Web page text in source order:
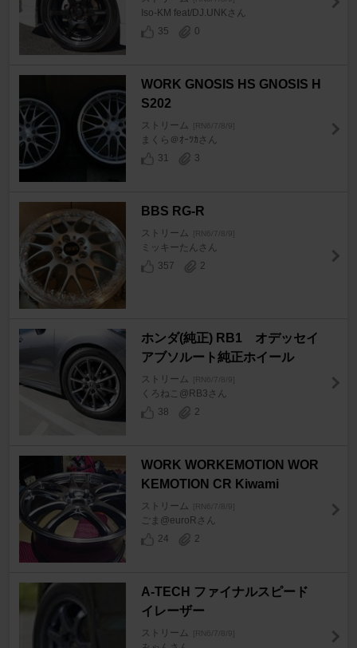
Iso-KM feat/DJ.UNKさん
35
0
WORK GNOSIS HS GNOSIS H
S202
ストリーム [RN6/7/8/9]
まくら＠ｵｰﾂｶさん
31
3
BBS RG-R
ストリーム [RN6/7/8/9]
ミッキーたんさん
357
2
ホンダ(純正) RB1 オデッセイ
アブソルート純正ホイール
ストリーム [RN6/7/8/9]
くろねこ@RB3さん
38
2
WORK WORKEMOTION WOR
KEMOTION CR Kiwami
ストリーム [RN6/7/8/9]
ごま@euroRさん
24
2
A-TECH ファイナルスピード
イレーザー
ストリーム [RN6/7/8/9]